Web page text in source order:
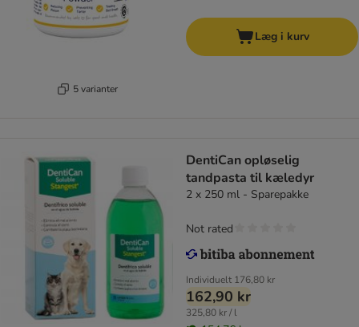
5 varianter
Læg i kurv
DentiCan opløselig
tandpasta til kæledyr
2 x 250 ml - Sparepakke
Individuelt 176,80 kr
162,90 kr
325,80 kr / l
Not rated